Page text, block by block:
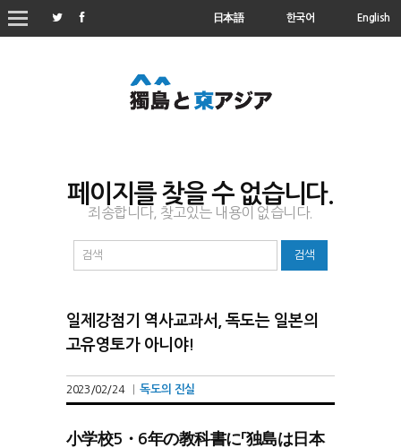
English
한국어
日本語
페이지를 찾을 수 없습니다.
죄송합니다, 찾고있는 내용이 없습니다.
일제강점기 역사교과서, 독도는 일본의
고유영토가 아니야!
2023/02/24 |독도의 진실
小学校5・6年の教科書に「独島は日本